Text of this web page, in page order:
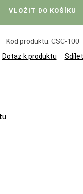
VLOŽIT DO KOŠÍKU
Kód produktu: CSC-100
Dotaz k produktu
Sdílet